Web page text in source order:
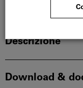
Dettagli
Descrizione
Download &